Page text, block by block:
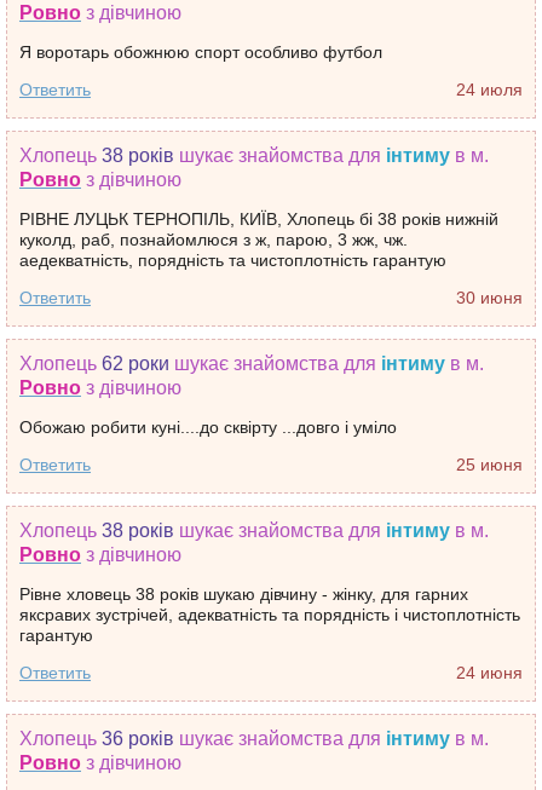
Ровно з дівчиною
Я воротарь обожнюю спорт особливо футбол
24 июля
Ответить
Хлопець 38 років шукає знайомства для інтиму в м.
Ровно з дівчиною
РІВНЕ ЛУЦЬК ТЕРНОПІЛЬ, КИЇВ, Хлопець бі 38 років нижній
куколд, раб, познайомлюся з ж, парою, 3 жж, чж.
аедекватність, порядність та чистоплотність гарантую
30 июня
Ответить
Хлопець 62 роки шукає знайомства для інтиму в м.
Ровно з дівчиною
Обожаю робити куні....до сквірту ...довго і уміло
25 июня
Ответить
Хлопець 38 років шукає знайомства для інтиму в м.
Ровно з дівчиною
Рівне хловець 38 років шукаю дівчину - жінку, для гарних
яксравих зустрічей, адекватність та порядність і чистоплотність
гарантую
24 июня
Ответить
Хлопець 36 років шукає знайомства для інтиму в м.
Ровно з дівчиною